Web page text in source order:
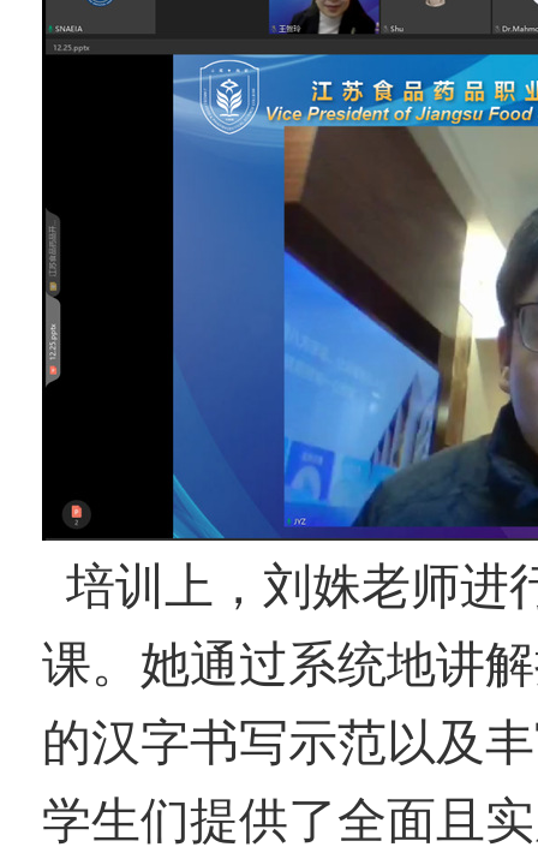
培训上，刘姝老师进
课。她通过系统地讲
的汉字书写示范以及
学生们提供了全面且